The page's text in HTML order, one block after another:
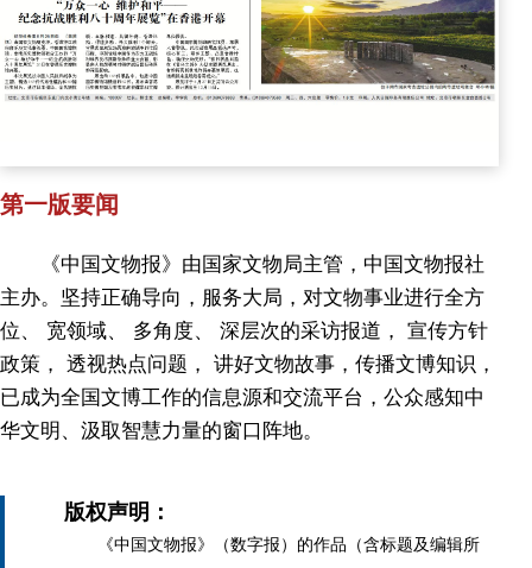
第一版要闻
《中国文物报》由国家文物局主管，中国文物报社
主办。坚持正确导向，服务大局，对文物事业进行全方
位、 宽领域、 多角度、 深层次的采访报道， 宣传方针
政策， 透视热点问题， 讲好文物故事，传播文博知识，
已成为全国文博工作的信息源和交流平台，公众感知中
华文明、汲取智慧力量的窗口阵地。
版权声明：
《中国文物报》（数字报）的作品（含标题及编辑所